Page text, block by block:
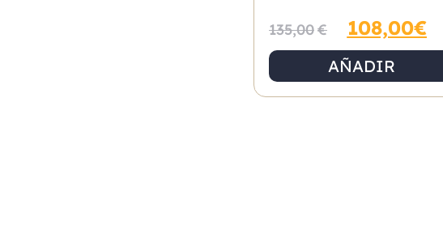
135,00€ 108,00€
AÑADIR